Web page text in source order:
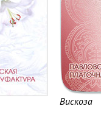
Вискоза